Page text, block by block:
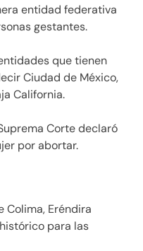
entidad federativa
gestantes.
que tienen
Ciudad de México,
California.
Corte declaró
por abortar.
Colima, Eréndira
para las